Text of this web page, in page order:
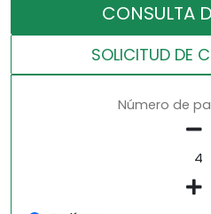
CONSULTA
SOLICITUD DE
Número de